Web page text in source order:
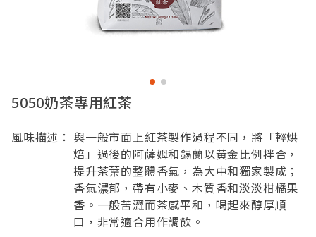
5050奶茶專用紅茶
風味描述： 與一般市面上紅茶製作過程不同，將「輕烘
焙」過後的阿薩姆和錫蘭以黃金比例拌合，
提升茶葉的整體香氣，為大中和獨家製成；
香氣濃郁，帶有小麥、木質香和淡淡柑橘果
香。一般苦澀而茶感平和，喝起來醇厚順
口，非常適合用作調飲。